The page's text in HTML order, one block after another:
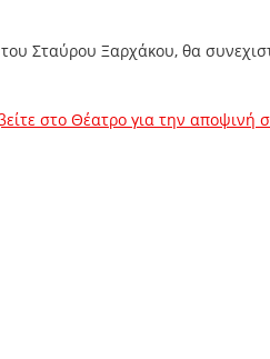
του Σταύρου Ξαρχάκου, θα
στο Θέατρο για την αποψινή